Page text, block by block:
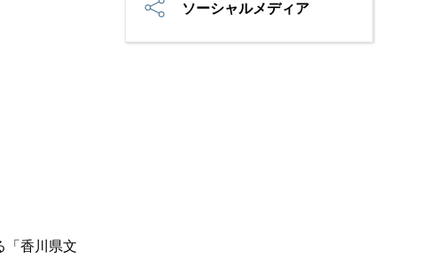
「香川県文
ソーシャルメディア